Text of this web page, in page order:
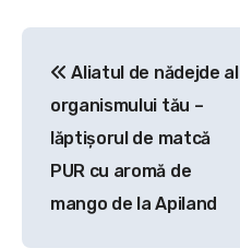
articole
Aliatul de nădejde al
organismului tău –
lăptişorul de matcă
PUR cu aromă de
mango de la Apiland